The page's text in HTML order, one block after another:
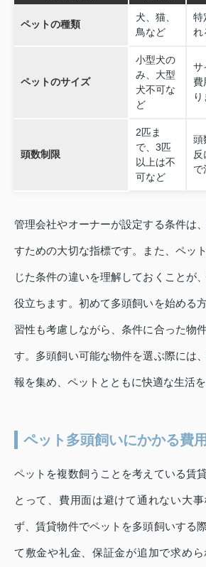
ペットの種類
犬、猫、
鳥など
特
れ
ペットのサイズ
小型犬の
み、大型
犬不可な
ど
サ
費
頭数制限
2匹ま
で、3匹
以上は不
可など
頭
で
管理会社やオーナーが設定する条件は
すための大切な指標です。また、ペッ
じた条件の違いを理解しておくことが
役立ちます。初めて多頭飼いを始める
習性も考慮しながら、条件に合った物
す。多頭飼い可能な物件を選ぶ際には
報を集め、ペットとともに快適な生活を
ペット多頭飼いにかかる費用
ペットを複数飼うことを考えている賃
とって、費用面は避けて通れない大
ず、賃貸物件でペットを多頭飼いする
て敷金や礼金、保証金が追加で求め